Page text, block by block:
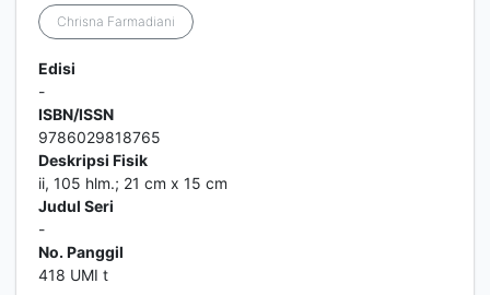
Chrisna Farmadiani
Edisi
-
ISBN/ISSN
9786029818765
Deskripsi Fisik
ii, 105 hlm.; 21 cm x 15 cm
Judul Seri
-
No. Panggil
418 UMI t